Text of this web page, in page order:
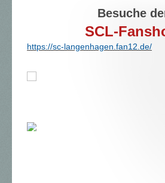
Besuche
SCL-
https://sc-langenhagen.fan12.de/